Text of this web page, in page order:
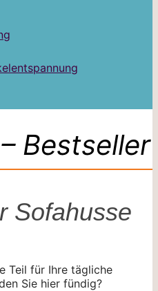
Bestseller
Sofahusse
Teil für Ihre tägliche
Sie hier fündig?